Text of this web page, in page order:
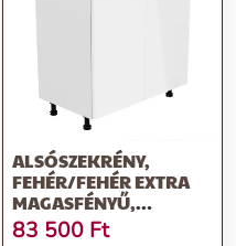
ALSÓSZEKRÉNY,
FEHÉR/FEHÉR EXTRA
MAGASFÉNYŰ,
AURORA D80
83 500 Ft